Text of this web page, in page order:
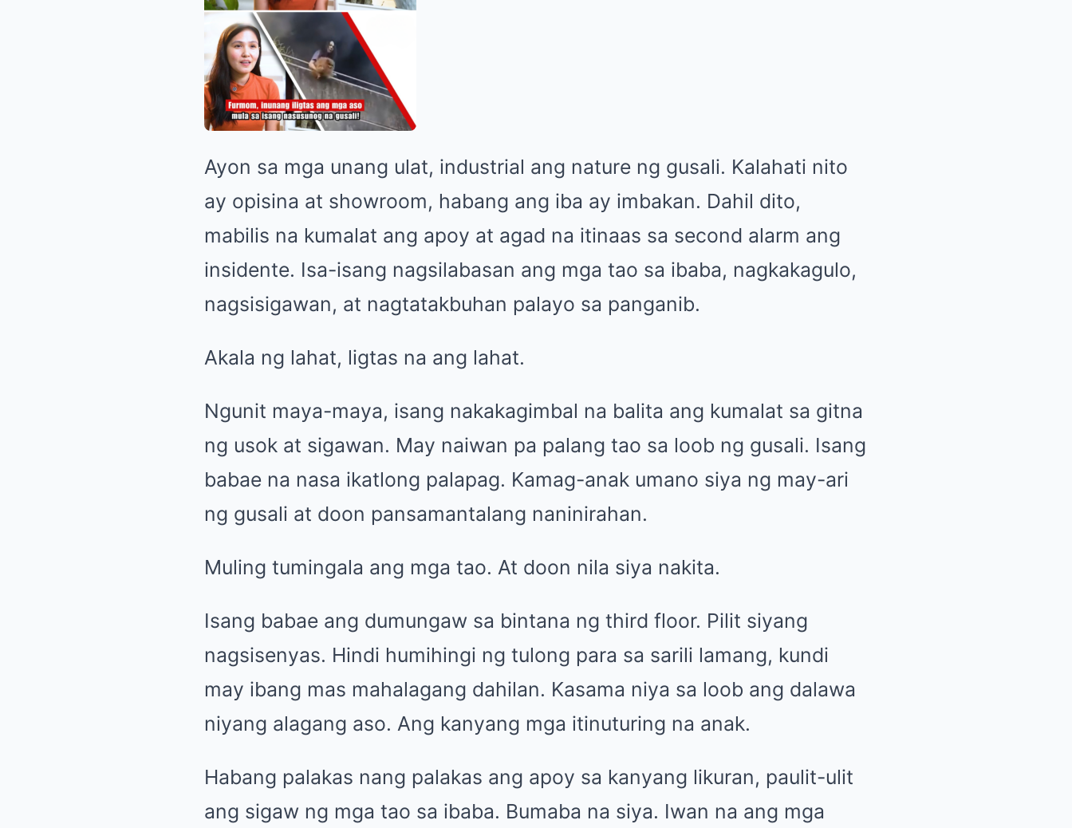
Ayon sa mga unang ulat, industrial ang nature ng gusali. Kalahati nito
ay opisina at showroom, habang ang iba ay imbakan. Dahil dito,
mabilis na kumalat ang apoy at agad na itinaas sa second alarm ang
insidente. Isa-isang nagsilabasan ang mga tao sa ibaba, nagkakagulo,
nagsisigawan, at nagtatakbuhan palayo sa panganib.
Akala ng lahat, ligtas na ang lahat.
Ngunit maya-maya, isang nakakagimbal na balita ang kumalat sa gitna
ng usok at sigawan. May naiwan pa palang tao sa loob ng gusali. Isang
babae na nasa ikatlong palapag. Kamag-anak umano siya ng may-ari
ng gusali at doon pansamantalang naninirahan.
Muling tumingala ang mga tao. At doon nila siya nakita.
Isang babae ang dumungaw sa bintana ng third floor. Pilit siyang
nagsisenyas. Hindi humihingi ng tulong para sa sarili lamang, kundi
may ibang mas mahalagang dahilan. Kasama niya sa loob ang dalawa
niyang alagang aso. Ang kanyang mga itinuturing na anak.
Habang palakas nang palakas ang apoy sa kanyang likuran, paulit-ulit
ang sigaw ng mga tao sa ibaba. Bumaba na siya. Iwan na ang mga